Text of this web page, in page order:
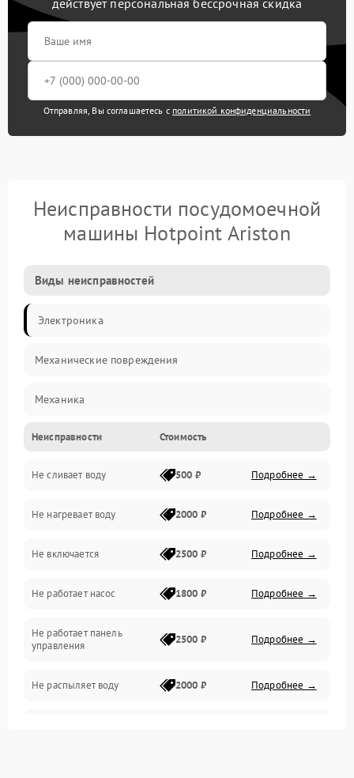
действует персональная бессрочная скидка
Отправляя, Вы соглашаетесь с политикой конфиденциальности
Неисправности посудомоечной
машины Hotpoint Ariston
Виды неисправностей
Электроника
Механические повреждения
Механика
Управление
Электропитание
Датчики
Нагрев
Вода
Гигиена
Программное обеспечение
Неисправности Стоимость
Не сливает воду 500 ₽ Подробнее →
Не нагревает воду 2000 ₽ Подробнее →
Не включается 2500 ₽ Подробнее →
Не работает насос 1800 ₽ Подробнее →
Не работает панель
управления
2500 ₽ Подробнее →
Не распыляет воду 2000 ₽ Подробнее →